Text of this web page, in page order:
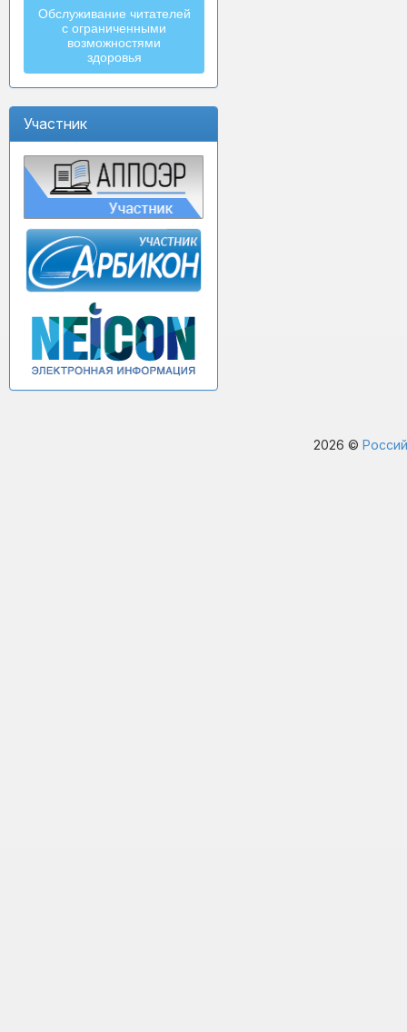
Обслуживание читателей
с ограниченными
возможностями
здоровья
Участник
2026 ©